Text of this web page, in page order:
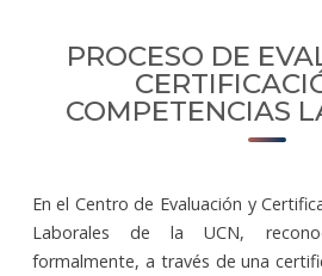
PROCESO DE
COMPETENCIAS
En el Centro de Evaluación y
Laborales de la UCN,
formalmente, a través de una